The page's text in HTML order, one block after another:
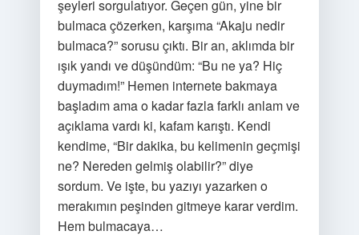
şeyleri sorgulatıyor. Geçen gün, yine bir
bulmaca çözerken, karşıma “Akaju nedir
bulmaca?” sorusu çıktı. Bir an, aklımda bir
ışık yandı ve düşündüm: “Bu ne ya? Hiç
duymadım!” Hemen internete bakmaya
başladım ama o kadar fazla farklı anlam ve
açıklama vardı ki, kafam karıştı. Kendi
kendime, “Bir dakika, bu kelimenin geçmişi
ne? Nereden gelmiş olabilir?” diye
sordum. Ve işte, bu yazıyı yazarken o
merakımın peşinden gitmeye karar verdim.
Hem bulmacaya…